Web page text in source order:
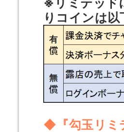
りコインは
◆『勾玉リミ